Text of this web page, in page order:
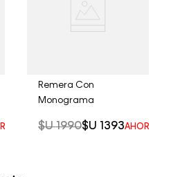
DEL 30%
Remera Con
Monograma
$U 1990$U 1393AHORRO